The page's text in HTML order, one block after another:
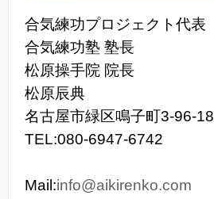
合気練功プロジェクト代表
合気練功塾 塾長
松原操手院 院長
松原辰典
名古屋市緑区鳴子町3-96-18
TEL:080-6947-6742
Mail:info@aikirenko.com